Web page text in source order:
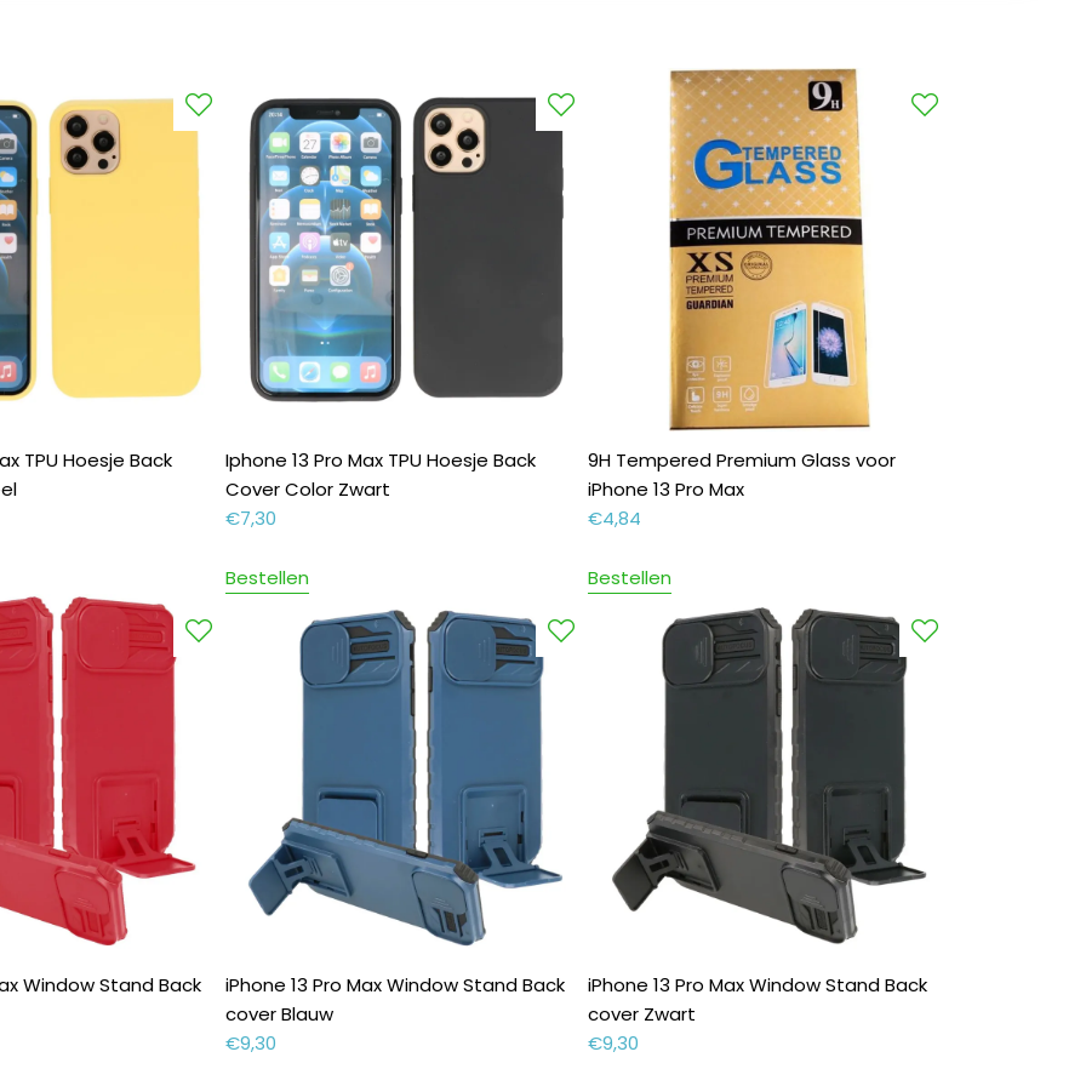
TPU Hoesje Back
Iphone 13 Pro Max TPU Hoesje Back
Cover Color Zwart
€7,30
Bestellen
9H Tempered Premium Glass voor
iPhone 13 Pro Max
€4,84
Bestellen
Window Stand Back
iPhone 13 Pro Max Window Stand Back
cover Blauw
€9,30
iPhone 13 Pro Max Window Stand Back
cover Zwart
€9,30